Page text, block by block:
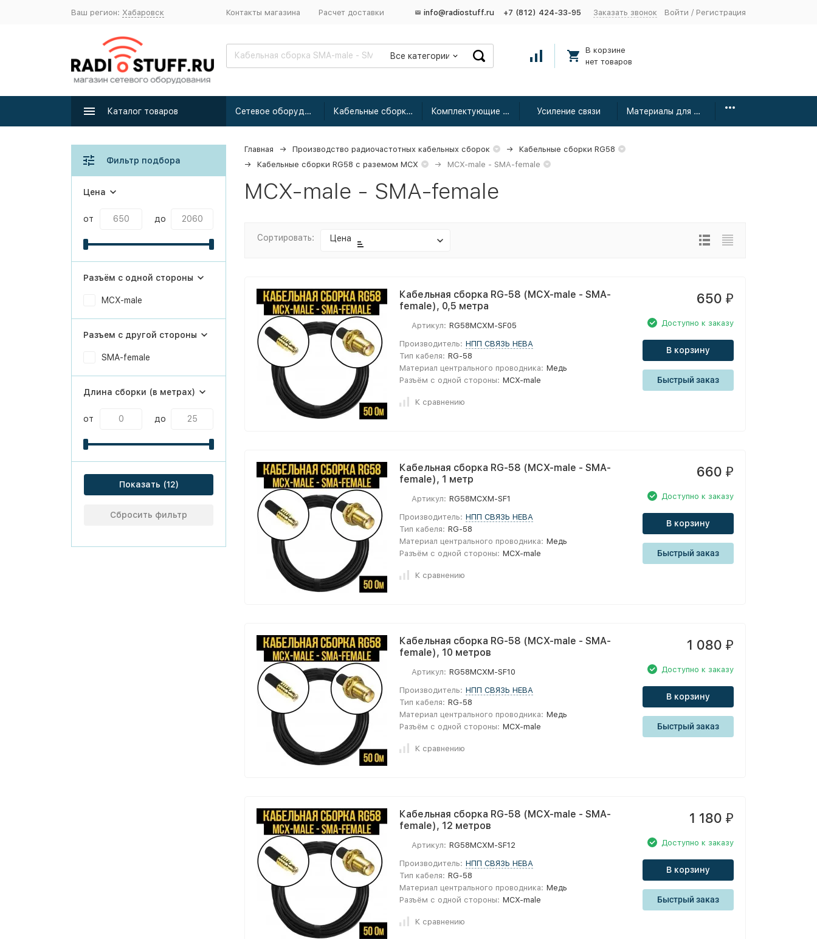
Ваш регион: Хабаровск Контакты магазина Расчет доставки info@radiostuff.ru +7 (812) 424-33-95 Заказать звонок Войти / Регистрация
Все категории
В корзине
нет товаров
Каталог товаров Сетевое оборудование Кабельные сборки радиочастотные Комплектующие для усиления Усиление связи Материалы для монтажа
Главная Производство радиочастотных кабельных сборок
Кабельные сборки RG58
Кабельные сборки RG58 с раземом MCX
MCX-male - SMA-female
MCX-male - SMA-female
Сортировать: Цена
Кабельная сборка RG-58 (MCX-male - SMA-
female), 0,5 метра
Артикул: RG58MCXM-SF05
Производитель: НПП СВЯЗЬ НЕВА
Тип кабеля: RG-58
Материал центрального проводника: Медь
Разъём с одной стороны: MCX-male
К сравнению
650 ₽
Доступно к заказу
В корзину
Быстрый заказ
Кабельная сборка RG-58 (MCX-male - SMA-
female), 1 метр
Артикул: RG58MCXM-SF1
Производитель: НПП СВЯЗЬ НЕВА
Тип кабеля: RG-58
Материал центрального проводника: Медь
Разъём с одной стороны: MCX-male
К сравнению
660 ₽
Доступно к заказу
В корзину
Быстрый заказ
Кабельная сборка RG-58 (MCX-male - SMA-
female), 10 метров
Артикул: RG58MCXM-SF10
Производитель: НПП СВЯЗЬ НЕВА
Тип кабеля: RG-58
Материал центрального проводника: Медь
Разъём с одной стороны: MCX-male
К сравнению
1 080 ₽
Доступно к заказу
В корзину
Быстрый заказ
Кабельная сборка RG-58 (MCX-male - SMA-
female), 12 метров
Артикул: RG58MCXM-SF12
Производитель: НПП СВЯЗЬ НЕВА
Тип кабеля: RG-58
Материал центрального проводника: Медь
Разъём с одной стороны: MCX-male
К сравнению
1 180 ₽
Доступно к заказу
В корзину
Быстрый заказ
Фильтр подбора
Цена
от до
Разъём с одной стороны
MCX-male
Разъем с другой стороны
SMA-female
Длина сборки (в метрах)
от до
Показать
Сбросить фильтр